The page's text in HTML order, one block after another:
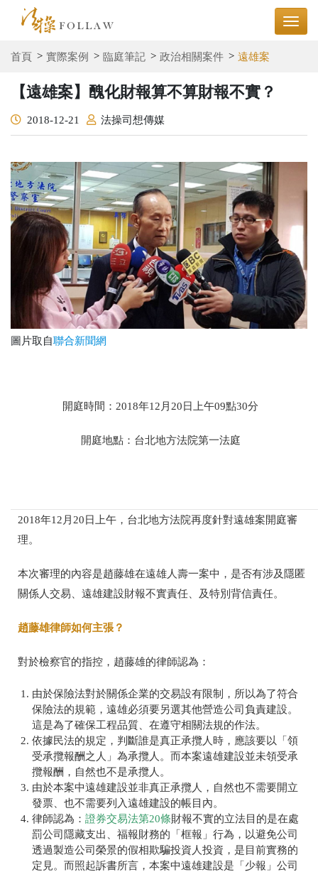
首頁 實際案例 臨庭筆記 政治相關案件 遠雄案
【遠雄案】醜化財報算不算財報不實？
2018-12-21 法操司想傳媒
圖片取自聯合新聞網
開庭時間：2018年12月20日上午09點30分
開庭地點：台北地方法院第一法庭
2018年12月20日上午，台北地方法院再度針對遠雄案開庭審
理。
本次審理的內容是趙藤雄在遠雄人壽一案中，是否有涉及隱匿
關係人交易、遠雄建設財報不實責任、及特別背信責任。
趙藤雄律師如何主張？
對於檢察官的指控，趙藤雄的律師認為：
由於保險法對於關係企業的交易設有限制，所以為了符合
保險法的規範，遠雄必須要另選其他營造公司負責建設。
這是為了確保工程品質、在遵守相關法規的作法。
依據民法的規定，判斷誰是真正承攬人時，應該要以「領
受承攬報酬之人」為承攬人。而本案遠雄建設並未領受承
攬報酬，自然也不是承攬人。
由於本案中遠雄建設並非真正承攬人，自然也不需要開立
發票、也不需要列入遠雄建設的帳目內。
律師認為： 證券交易法第20條財報不實的立法目的是在處
罰公司隱藏支出、福報財務的「框報」行為，以避免公司
透過製造公司榮景的假相欺騙投資人投資，是目前實務的
定見。而照起訴書所言，本案中遠雄建設是「少報」公司